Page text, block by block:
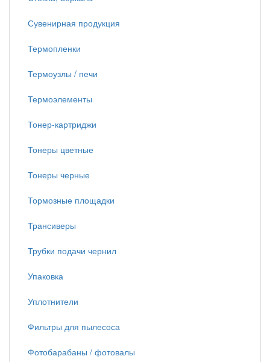
Сувенирная продукция
Термопленки
Термоузлы / печи
Термоэлементы
Тонер-картриджи
Тонеры цветные
Тонеры черные
Тормозные площадки
Трансиверы
Трубки подачи чернил
Упаковка
Уплотнители
Фильтры для пылесоса
Фотобарабаны / фотовалы